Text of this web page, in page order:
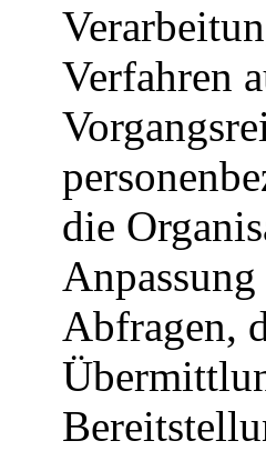
Verfahren
die
Abfragen,